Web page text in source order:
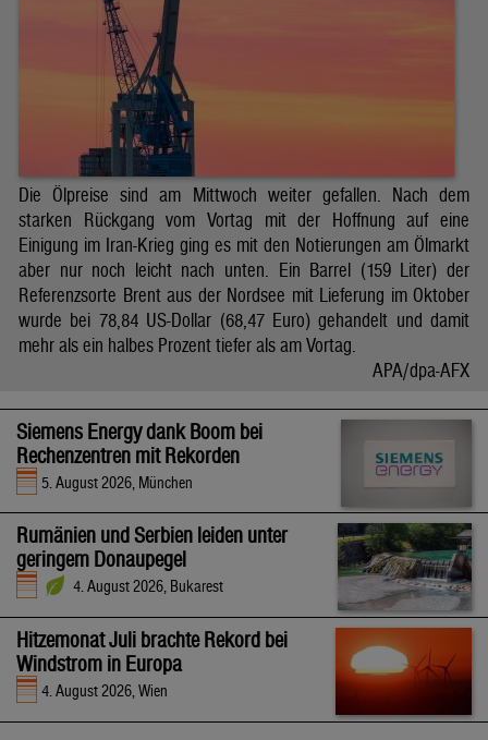
Die Ölpreise sind am Mittwoch weiter gefallen. Nach dem
starken Rückgang vom Vortag mit der Hoffnung auf eine
Einigung im Iran-Krieg ging es mit den Notierungen am Ölmarkt
aber nur noch leicht nach unten. Ein Barrel (159 Liter) der
Referenzsorte Brent aus der Nordsee mit Lieferung im Oktober
wurde bei 78,84 US-Dollar (68,47 Euro) gehandelt und damit
mehr als ein halbes Prozent tiefer als am Vortag.
APA/dpa-AFX
Siemens Energy dank Boom bei
Rechenzentren mit Rekorden
5. August 2026, München
Rumänien und Serbien leiden unter
geringem Donaupegel
4. August 2026, Bukarest
Hitzemonat Juli brachte Rekord bei
Windstrom in Europa
4. August 2026, Wien